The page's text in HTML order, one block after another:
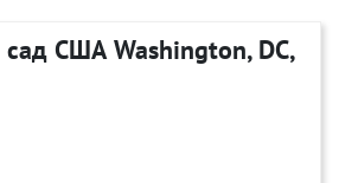
сад США Washington, DC,